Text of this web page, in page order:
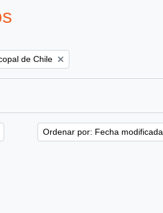
de Chile
Ordenar por: Fecha modificada